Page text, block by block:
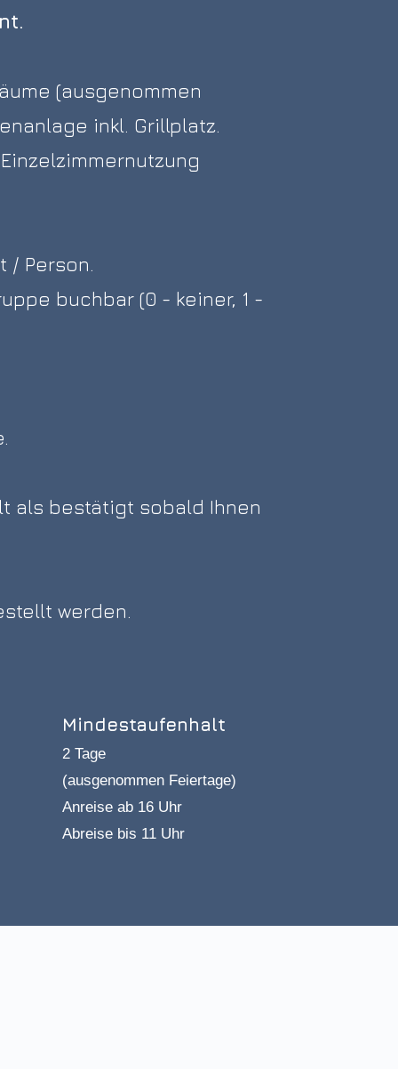
(ausgenommen
inkl. Grillplatz.
/ Person.
buchbar (0 - keiner, 1 -
als bestätigt sobald Ihnen
werden.
Mindestaufenhalt
2 Tage
(ausgenommen Feiertage)
Anreise ab 16 Uhr
Abreise bis 11 Uhr